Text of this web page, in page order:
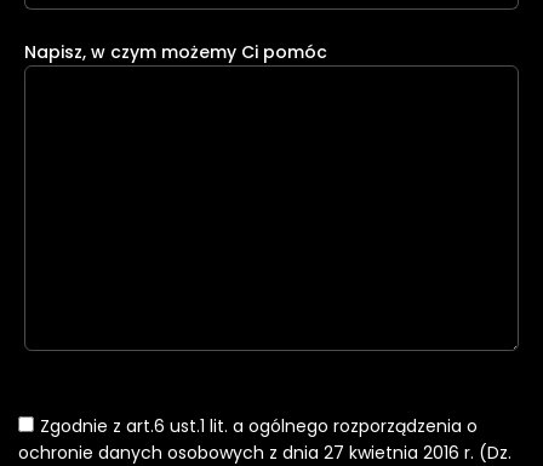
Napisz, w czym możemy Ci pomóc
Zgodnie z art.6 ust.1 lit. a ogólnego rozporządzenia o
ochronie danych osobowych z dnia 27 kwietnia 2016 r. (Dz.